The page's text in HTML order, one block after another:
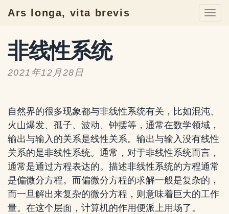
Ars longa, vita brevis
非线性系统
2021年12月28日
自然界的很多现象都与非线性系统有关，比如混沌、
火山爆发、孤子、波动、钟摆等，通常在数学领域，
输出与输入的关系是线性关系。输出与输入没有线性
关系的是非线性系统。通常，对于非线性系统而言，
通常是通过方程表达的。描述非线性系统的方程通常
是偏微分方程。而偏微分方程的求解一般是复杂的，
而一旦解出来复杂的微分方程，则意味着巨大的工作
量。在这个层面，计算机的作用便派上用场了。